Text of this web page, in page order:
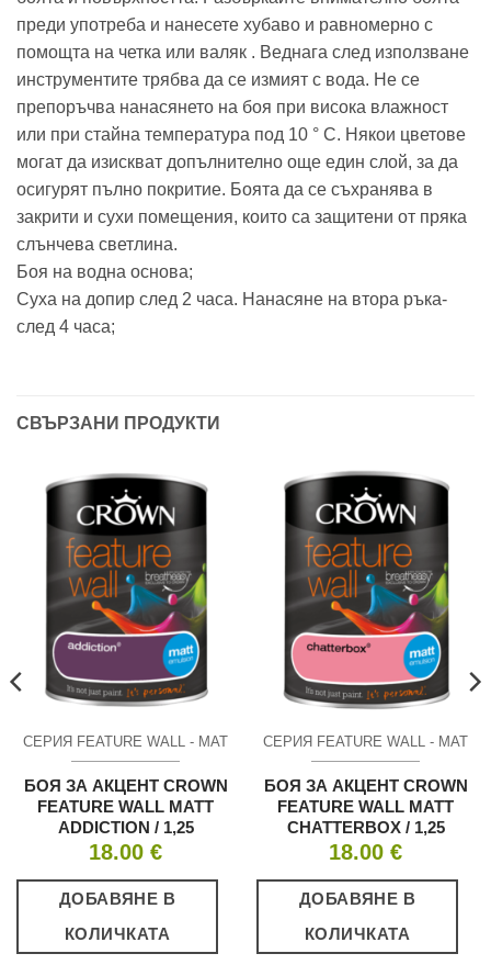
преди употреба и нанесете хубаво и равномерно с
помощта на четка или валяк . Веднага след използване
инструментите трябва да се измият с вода. Не се
препоръчва нанасянето на боя при висока влажност
или при стайна температура под 10 ° C. Някои цветове
могат да изискват допълнително още един слой, за да
осигурят пълно покритие. Боята да се съхранява в
закрити и сухи помещения, които са защитени от пряка
слънчева светлина.
Боя на водна основа;
Суха на допир след 2 часа. Нанасяне на втора ръка-
след 4 часа;
СВЪРЗАНИ ПРОДУКТИ
СЕРИЯ FEATURE WALL - МАТ
БОЯ ЗА АКЦЕНТ CROWN
FEATURE WALL MATT
ADDICTION / 1,25
18.00 €
ДОБАВЯНЕ В
КОЛИЧКАТА
СЕРИЯ FEATURE WALL - МАТ
БОЯ ЗА АКЦЕНТ CROWN
FEATURE WALL MATT
CHATTERBOX / 1,25
18.00 €
ДОБАВЯНЕ В
КОЛИЧКАТА